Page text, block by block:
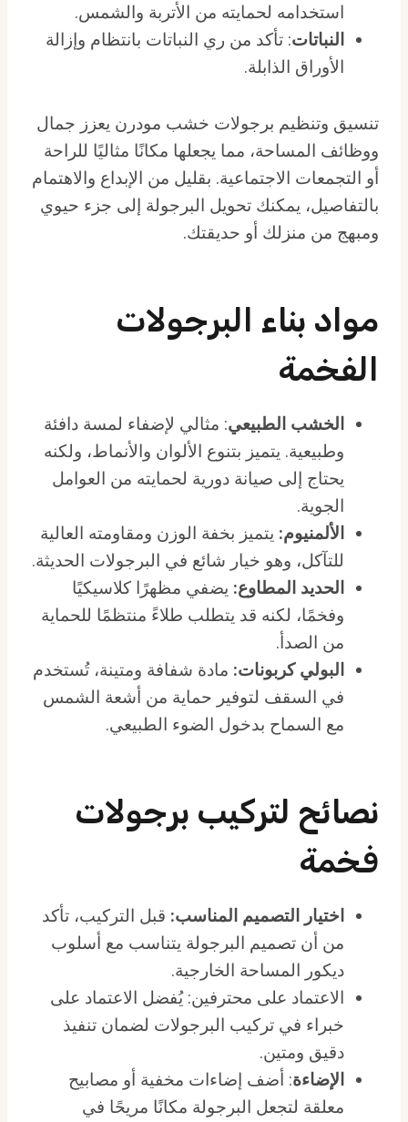
استخدامه لحمايته من الأتربة والشمس.
النباتات: تأكد من ري النباتات بانتظام وإزالة
الأوراق الذابلة.
تنسيق وتنظيم برجولات خشب مودرن يعزز جمال
ووظائف المساحة، مما يجعلها مكانًا مثاليًا للراحة
أو التجمعات الاجتماعية. بقليل من الإبداع والاهتمام
بالتفاصيل، يمكنك تحويل البرجولة إلى جزء حيوي
ومبهج من منزلك أو حديقتك.
مواد بناء البرجولات
الفخمة
الخشب الطبيعي: مثالي لإضفاء لمسة دافئة
وطبيعية. يتميز بتنوع الألوان والأنماط، ولكنه
يحتاج إلى صيانة دورية لحمايته من العوامل
الجوية.
الألمنيوم: يتميز بخفة الوزن ومقاومته العالية
للتآكل، وهو خيار شائع في البرجولات الحديثة.
الحديد المطاوع: يضفي مظهرًا كلاسيكيًا
وفخمًا، لكنه قد يتطلب طلاءً منتظمًا للحماية
من الصدأ.
البولي كربونات: مادة شفافة ومتينة، تُستخدم
في السقف لتوفير حماية من أشعة الشمس
مع السماح بدخول الضوء الطبيعي.
نصائح لتركيب برجولات
فخمة
اختيار التصميم المناسب: قبل التركيب، تأكد
من أن تصميم البرجولة يتناسب مع أسلوب
ديكور المساحة الخارجية.
الاعتماد على محترفين: يُفضل الاعتماد على
خبراء في تركيب البرجولات لضمان تنفيذ
دقيق ومتين.
الإضاءة: أضف إضاءات مخفية أو مصابيح
معلقة لتجعل البرجولة مكانًا مريحًا في